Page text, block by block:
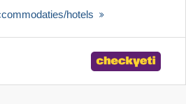
hotels